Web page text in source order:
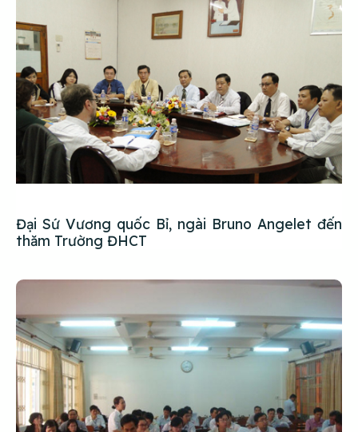
Đại Sứ Vương quốc Bỉ, ngài Bruno Angelet đến
thăm Trường ĐHCT